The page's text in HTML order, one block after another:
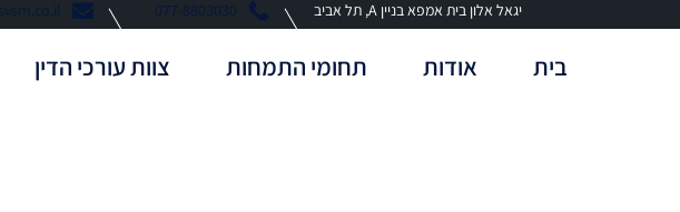
יגאל אלון בית אמפא בניין A, תל אביב
בית אודות תחומי התמחות צוות עורכי הדין